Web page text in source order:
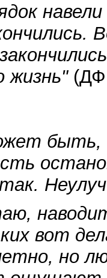
жизнь"
быть,
вот
но